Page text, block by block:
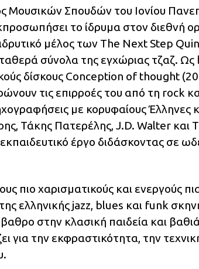
Μουσικών Σπουδών του Ιονίου
το ίδρυμα στον διεθνή
μέλος των The Next Step
σύνολα της εγχώριας τζαζ. Ως
δίσκους Conception of thought
τις επιρροές του από τη rock
με κορυφαίους Έλληνες
Τάκης Πατερέλης, J.D. Walter και
έργο διδάσκοντας σε
πιο χαρισματικούς και ενεργούς
ελληνικής jazz, blues και funk
στην κλασική παιδεία και
για την εκφραστικότητα, την